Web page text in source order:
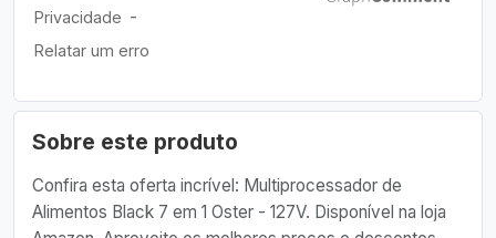
Sobre este produto
Confira esta oferta incrível: Multiprocessador de
Alimentos Black 7 em 1 Oster - 127V. Disponível na loja